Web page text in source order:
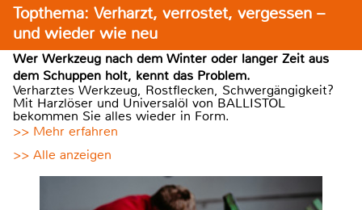
Topthema: Verharzt, verrostet, vergessen –
und wieder wie neu
Wer Werkzeug nach dem Winter oder langer Zeit aus
dem Schuppen holt, kennt das Problem.
Verharztes Werkzeug, Rostflecken, Schwergängigkeit?
Mit Harzlöser und Universalöl von BALLISTOL
bekommen Sie alles wieder in Form.
>> Mehr erfahren
>> Alle anzeigen